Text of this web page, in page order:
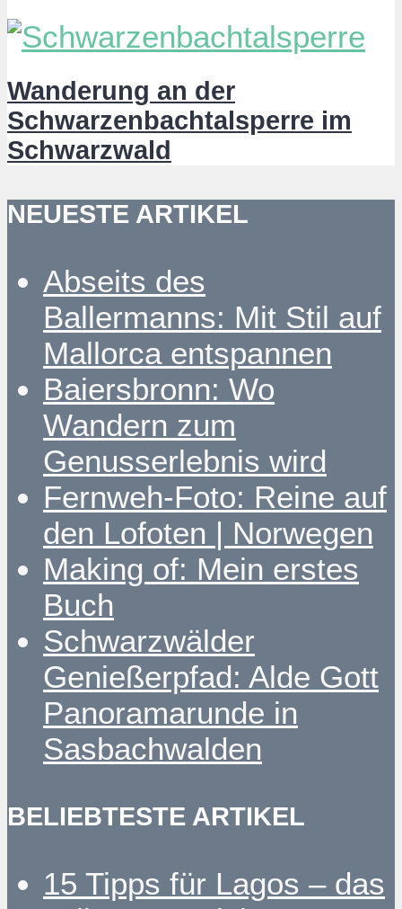
Wanderung an der
Schwarzenbachtalsperre im
Schwarzwald
NEUESTE ARTIKEL
Abseits des
Ballermanns: Mit Stil auf
Mallorca entspannen
Baiersbronn: Wo
Wandern zum
Genusserlebnis wird
Fernweh-Foto: Reine auf
den Lofoten | Norwegen
Making of: Mein erstes
Buch
Schwarzwälder
Genießerpfad: Alde Gott
Panoramarunde in
Sasbachwalden
BELIEBTESTE ARTIKEL
15 Tipps für Lagos – das